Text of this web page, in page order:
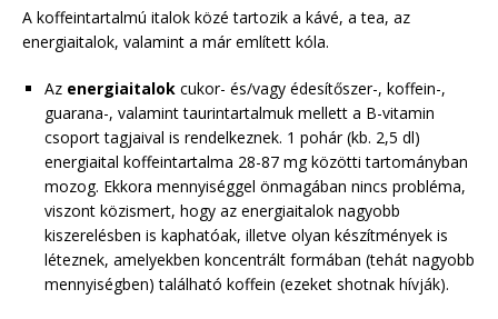
A koffeintartalmú italok közé tartozik a kávé, a tea, az
energiaitalok, valamint a már említett kóla.
Az energiaitalok cukor- és/vagy édesítőszer-, koffein-,
guarana-, valamint taurintartalmuk mellett a B-vitamin
csoport tagjaival is rendelkeznek. 1 pohár (kb. 2,5 dl)
energiaital koffeintartalma 28-87 mg közötti tartományban
mozog. Ekkora mennyiséggel önmagában nincs probléma,
viszont közismert, hogy az energiaitalok nagyobb
kiszerelésben is kaphatóak, illetve olyan készítmények is
léteznek, amelyekben koncentrált formában (tehát nagyobb
mennyiségben) található koffein (ezeket shotnak hívják).